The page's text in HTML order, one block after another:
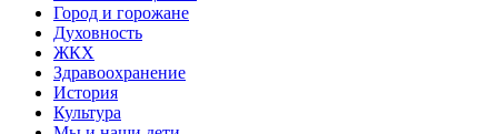
Город и горожане
Духовность
ЖКХ
Здравоохранение
История
Культура